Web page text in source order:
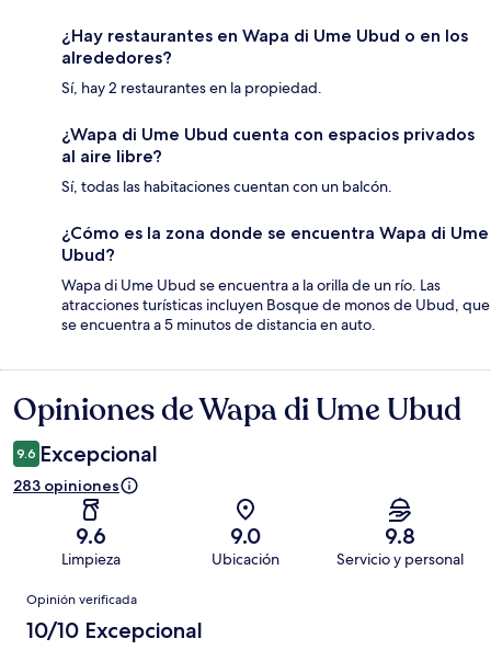
¿Hay restaurantes en Wapa di Ume Ubud o en los
alrededores?
Sí, hay 2 restaurantes en la propiedad.
¿Wapa di Ume Ubud cuenta con espacios privados
al aire libre?
Sí, todas las habitaciones cuentan con un balcón.
¿Cómo es la zona donde se encuentra Wapa di Ume
Ubud?
Wapa di Ume Ubud se encuentra a la orilla de un río. Las
atracciones turísticas incluyen Bosque de monos de Ubud, que
se encuentra a 5 minutos de distancia en auto.
Opiniones
Opiniones de Wapa di Ume Ubud
9.6 Excepcional
283 opiniones
9.6
Limpieza
9.0
Ubicación
9.8
Servicio y personal
Opiniones
Opinión verificada
10/10 Excepcional